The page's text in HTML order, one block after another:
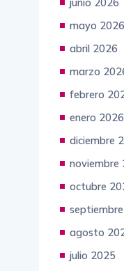
mayo 2026
abril 2026
marzo
febrero
enero 2026
diciembre
noviembre
octubre
agosto
julio 2025